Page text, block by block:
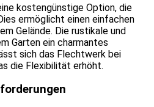
kostengünstige Option, die
ermöglicht einen einfachen
Gelände. Die rustikale und
Garten ein charmantes
sich das Flechtwerk bei
die Flexibilität erhöht.